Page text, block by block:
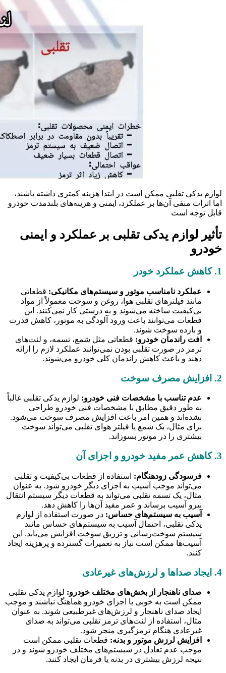
لوازم یدکی تقلبی ممکن است در ابتدا هزینه کمتری داشته باشند،
اما اثرات منفی آن‌ها بر عملکرد، ایمنی و هزینه‌های بلندمدت خودرو
قابل توجه است
تأثیر لوازم یدکی تقلبی بر عملکرد و ایمنی
خودرو
1. کاهش عملکرد خودر
عملکرد نامناسب موتور و سیستم‌های مکانیکی: قطعاتی
مانند فیلترهای تقلبی هوا، روغن و سوخت معمولاً از مواد
بی‌کیفیت ساخته می‌شوند و به درستی کار نمی‌کنند. این
قطعات می‌توانند باعث ورود آلودگی به موتور، کاهش قدرت
و بازده سوخت شوند.
افت راندمان خودرو: قطعاتی مثل شمع، تسمه، و لنت‌های
ترمز در صورت تقلبی بودن نمی‌توانند عملکرد لازم را ارائه
دهند و باعث کاهش راندمان کلی خودرو می‌شوند.
2. افزایش مصرف سوخت
عدم تناسب با مشخصات فنی خودرو: لوازم یدکی تقلبی غالباً
به طور دقیق مطابق با مشخصات فنی خودرو طراحی
نشده‌اند و همین امر باعث افزایش مصرف سوخت می‌شود.
برای مثال، یک شمع یا فیلتر هوای تقلبی می‌تواند سوخت
بیشتری را در موتور بسوزاند.
3. کاهش عمر مفید خودرو و اجزای آن
فرسودگی زودهنگام: استفاده از قطعات بی‌کیفیت و تقلبی
می‌تواند موجب آسیب به اجزای دیگر خودرو شود. به عنوان
مثال، یک تسمه تقلبی می‌تواند به قطعات دیگر سیستم انتقال
نیرو آسیب برساند و عمر مفید آن‌ها را کاهش دهد.
آسیب به سیستم‌های حساس: در صورت استفاده از لوازم
یدکی تقلبی، احتمال آسیب به سیستم‌های حساس مانند
سیستم سوخت‌رسانی و تزریق سوخت افزایش می‌یابد. این
آسیب‌ها ممکن است نیاز به تعمیرات گسترده و پرهزینه ایجاد
کنند.
4. ایجاد صداها و لرزش‌های غیرعادی
صدای ناهنجار از بخش‌های مختلف خودرو: لوازم یدکی تقلبی
ممکن است به خوبی با اجزای خودرو هماهنگ نباشند و موجب
ایجاد صدای ناهنجار و لرزش‌های غیرطبیعی شوند. به عنوان
مثال، استفاده از لنت‌های ترمز تقلبی می‌تواند به صدای
غیرعادی هنگام ترمزگیری منجر شود.
افزایش لرزش موتور و بدنه: قطعات تقلبی ممکن است
موجب عدم تعادل در سیستم‌های مختلف خودرو شوند و در
نتیجه لرزش بیشتری در بدنه یا فرمان ایجاد کنند.